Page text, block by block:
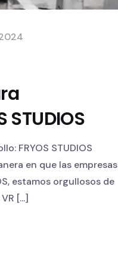
FRYOS STUDIOS
en que las empresas
estamos orgullosos de
[...]